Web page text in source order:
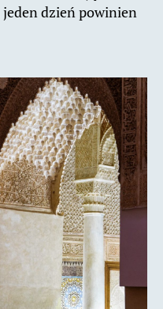
jeden dzień powinien